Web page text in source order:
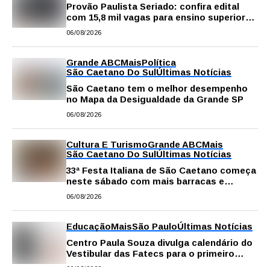
Provão Paulista Seriado: confira edital
com 15,8 mil vagas para ensino superior
público
06/08/2026
Grande ABCMaisPolítica
São Caetano Do SulÚltimas Notícias
São Caetano tem o melhor desempenho
no Mapa da Desigualdade da Grande SP
06/08/2026
Cultura E TurismoGrande ABCMais
São Caetano Do SulÚltimas Notícias
33ª Festa Italiana de São Caetano começa
neste sábado com mais barracas e
novidades em decoração e atrações
06/08/2026
EducaçãoMaisSão PauloÚltimas Notícias
Centro Paula Souza divulga calendário do
Vestibular das Fatecs para o primeiro
semestre de 2027